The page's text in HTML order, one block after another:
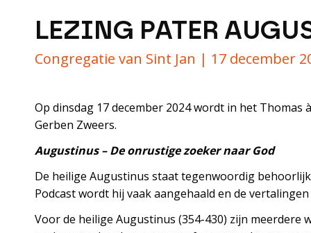
LEZING PATER
Congregatie van Sint Jan | 17 december
Op dinsdag 17 december 2024 wordt in het
Gerben Zweers.
Augustinus – De onrustige zoeker naar God
De heilige Augustinus staat tegenwoordig
Podcast wordt hij vaak aangehaald en de
Voor de heilige Augustinus (354-430) zijn